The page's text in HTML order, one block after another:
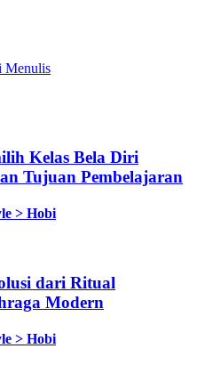
Menulis
Kelas Bela Diri
Tujuan Pembelajaran
> Hobi
dari Ritual
Modern
> Hobi